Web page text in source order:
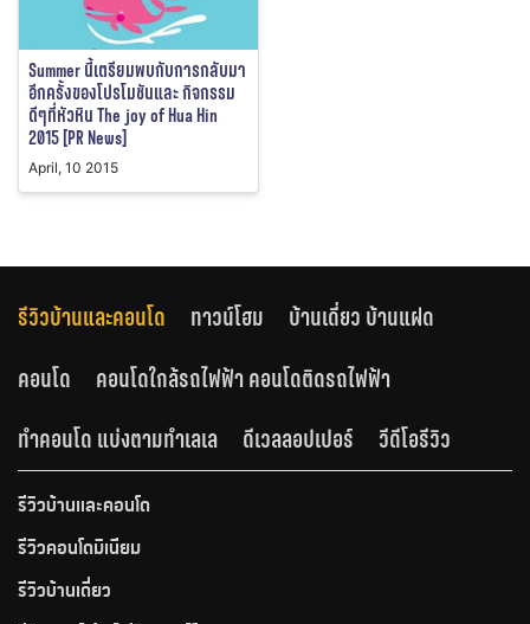
Summer นี้เตรียมพบกับการกลับมา
อีกครั้งของโปรโมชันและ กิจกรรม
ดีๆที่หัวหิน The joy of Hua Hin
2015 [PR News]
April, 10 2015
รีวิวบ้านและคอนโด ทาวน์โฮม
บ้านเดี่ยว บ้านแฝด
คอนโด
คอนโดใกล้รถไฟฟ้า คอนโดติดรถไฟฟ้า
ทำคอนโด แบ่งตามทำเลเล
ดีเวลลอปเปอร์ วีดีโอรีวิว
รีวิวบ้านและคอนโด
รีวิวคอนโดมิเนียม
รีวิวบ้านเดี่ยว